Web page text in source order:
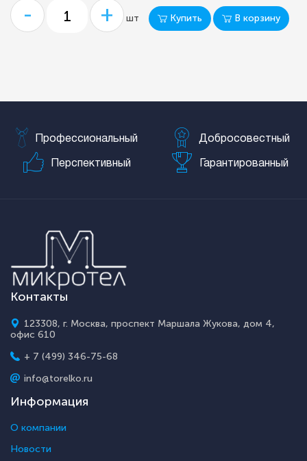
- + шт Купить В корзину
Профессиональный Добросовестный
Перспективный Гарантированный
Контакты
123308, г. Москва, проспект Маршала Жукова, дом 4,
офис 610
+ 7 (499) 346-75-68
info@torelko.ru
Информация
О компании
Новости